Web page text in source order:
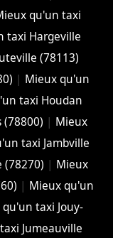
qu'un taxi
taxi Hargeville
(78113)
| Mieux qu'un
taxi Houdan
| Mieux
taxi Jambville
(78270) | Mieux
| Mieux qu'un
taxi Jouy-
Jumeauville